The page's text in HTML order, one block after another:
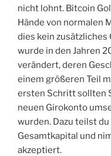
nicht lohnt. Bitcoin
Hände von normalen
dies kein zusätzliches
wurde in den Jahren
verändert, deren
einem größeren Teil
ersten Schritt sollten
neuen Girokonto
wurden. Dazu teilst
Gesamtkapital und
akzeptiert.